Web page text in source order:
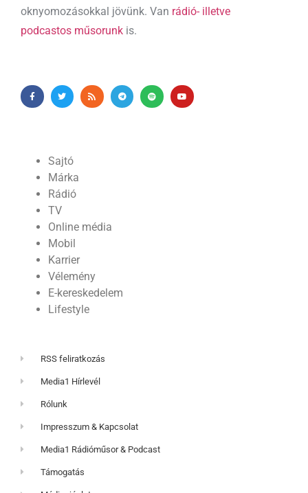
oknyomozásokkal jövünk. Van rádió- illetve
podcastos műsorunk is.
Sajtó
Márka
Rádió
TV
Online média
Mobil
Karrier
Vélemény
E-kereskedelem
Lifestyle
RSS feliratkozás
Media1 Hírlevél
Rólunk
Impresszum & Kapcsolat
Media1 Rádióműsor & Podcast
Támogatás